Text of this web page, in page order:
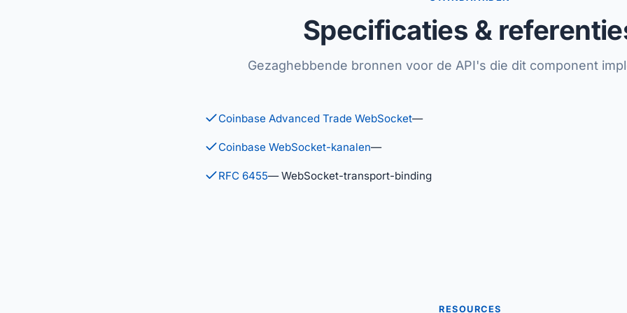
Specificaties &
Gezaghebbende bronnen voor de API's die dit component
Coinbase Advanced Trade WebSocket—
Coinbase WebSocket-kanalen—
RFC 6455— WebSocket-transport-binding
RESOURCES